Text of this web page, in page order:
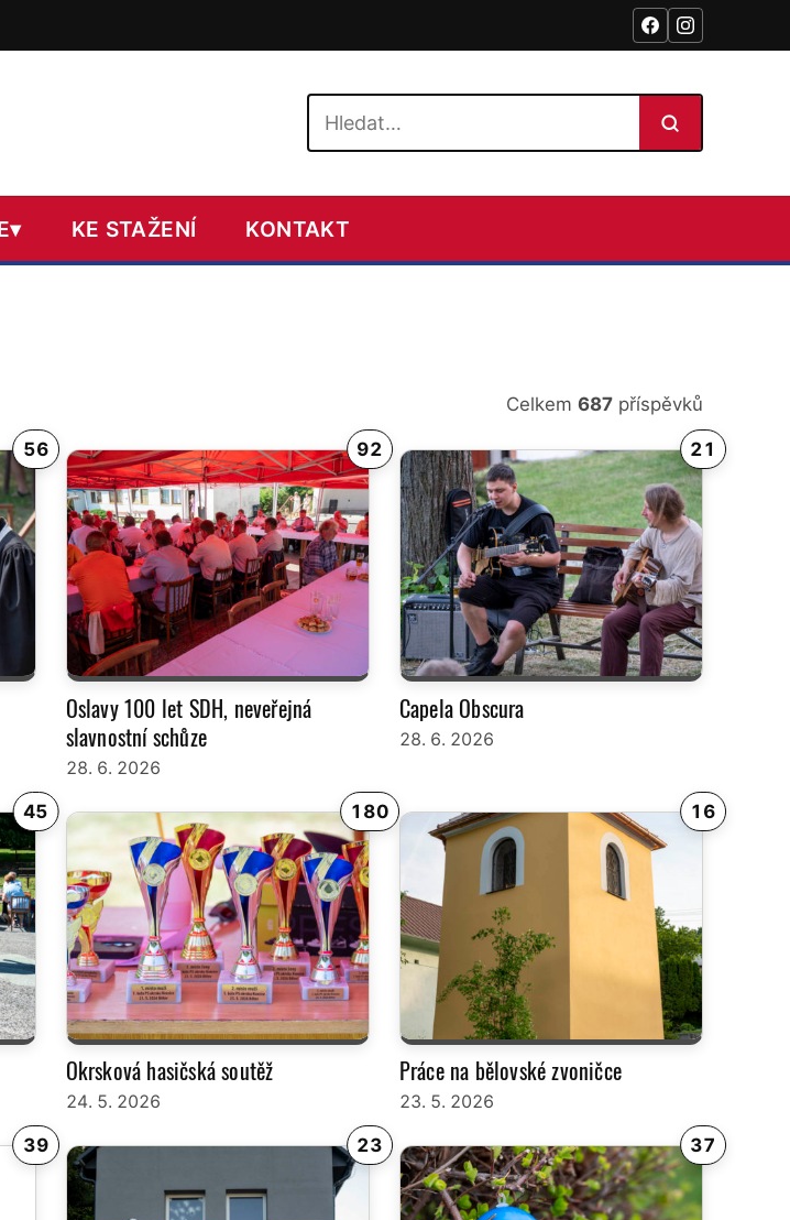
▾ KE STAŽENÍ KONTAKT
Celkem 687 příspěvků
56 92
Oslavy 100 let SDH, neveřejná
slavnostní schůze
28. 6. 2026
21
Capela Obscura
28. 6. 2026
45 180
Okrsková hasičská soutěž
24. 5. 2026
16
Práce na bělovské zvoničce
23. 5. 2026
39 23 37